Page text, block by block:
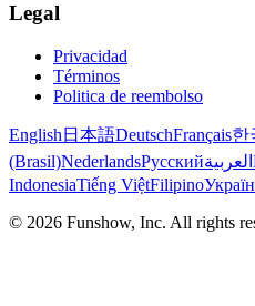
Legal
Privacidad
Términos
Politica de reembolso
English 日本語DeutschFrançais한
(Brasil)NederlandsРусскийالعربية
IndonesiaTiếng ViệtFilipino
© 2026 Funshow, Inc. All rights